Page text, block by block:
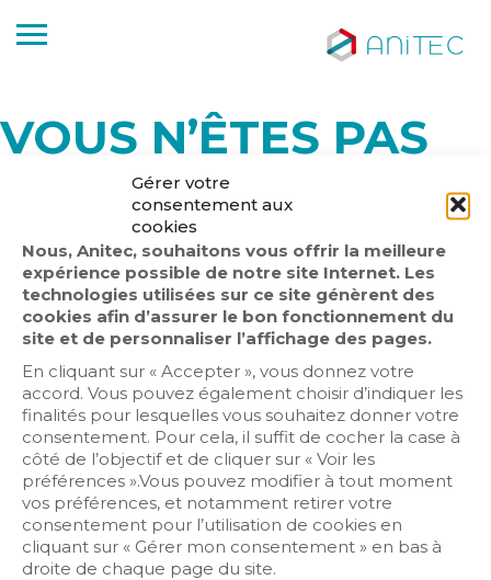
Gérer votre
consentement aux
cookies
Nous, Anitec, souhaitons vous offrir la meilleure
expérience possible de notre site Internet. Les
technologies utilisées sur ce site génèrent des
cookies afin d’assurer le bon fonctionnement du
site et de personnaliser l’affichage des pages.
En cliquant sur « Accepter », vous donnez votre
accord. Vous pouvez également choisir d’indiquer les
finalités pour lesquelles vous souhaitez donner votre
consentement. Pour cela, il suffit de cocher la case à
côté de l’objectif et de cliquer sur « Voir les
préférences ».Vous pouvez modifier à tout moment
vos préférences, et notamment retirer votre
consentement pour l’utilisation de cookies en
cliquant sur « Gérer mon consentement » en bas à
droite de chaque page du site.
VOUS N’ÊTES PAS
AUTORISÉ POUR
AVOIR ACCÈS À CES
INFORMATIONS.
Veuillez vous identifier ou adhérer à Anitec pour
accéder à ce contenu.
Pour plus de renseignements :
Voir ici